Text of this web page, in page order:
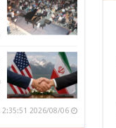
2026/08/06 2:35:51 مساءً